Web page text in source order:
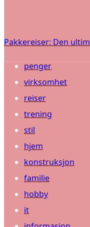
Pakkereiser: Den
penger
virksomhet
reiser
trening
stil
hjem
konstruksjon
familie
hobby
it